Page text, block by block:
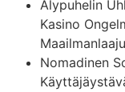
Älypuhelin
Kasino
Nomadinen